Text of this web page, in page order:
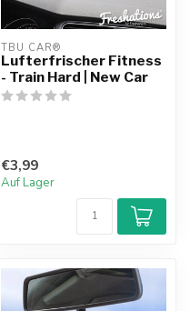
TBU CAR®
Lufterfrischer Fitness
- Train Hard | New Car
€3,99
Auf Lager